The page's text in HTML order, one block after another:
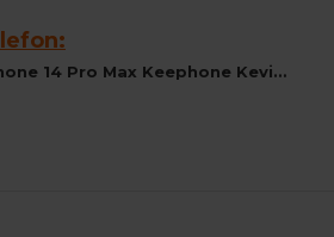
Husa spate pentru iPhone 14 Pro Max Keephone Kevilar Magsafe - Negru